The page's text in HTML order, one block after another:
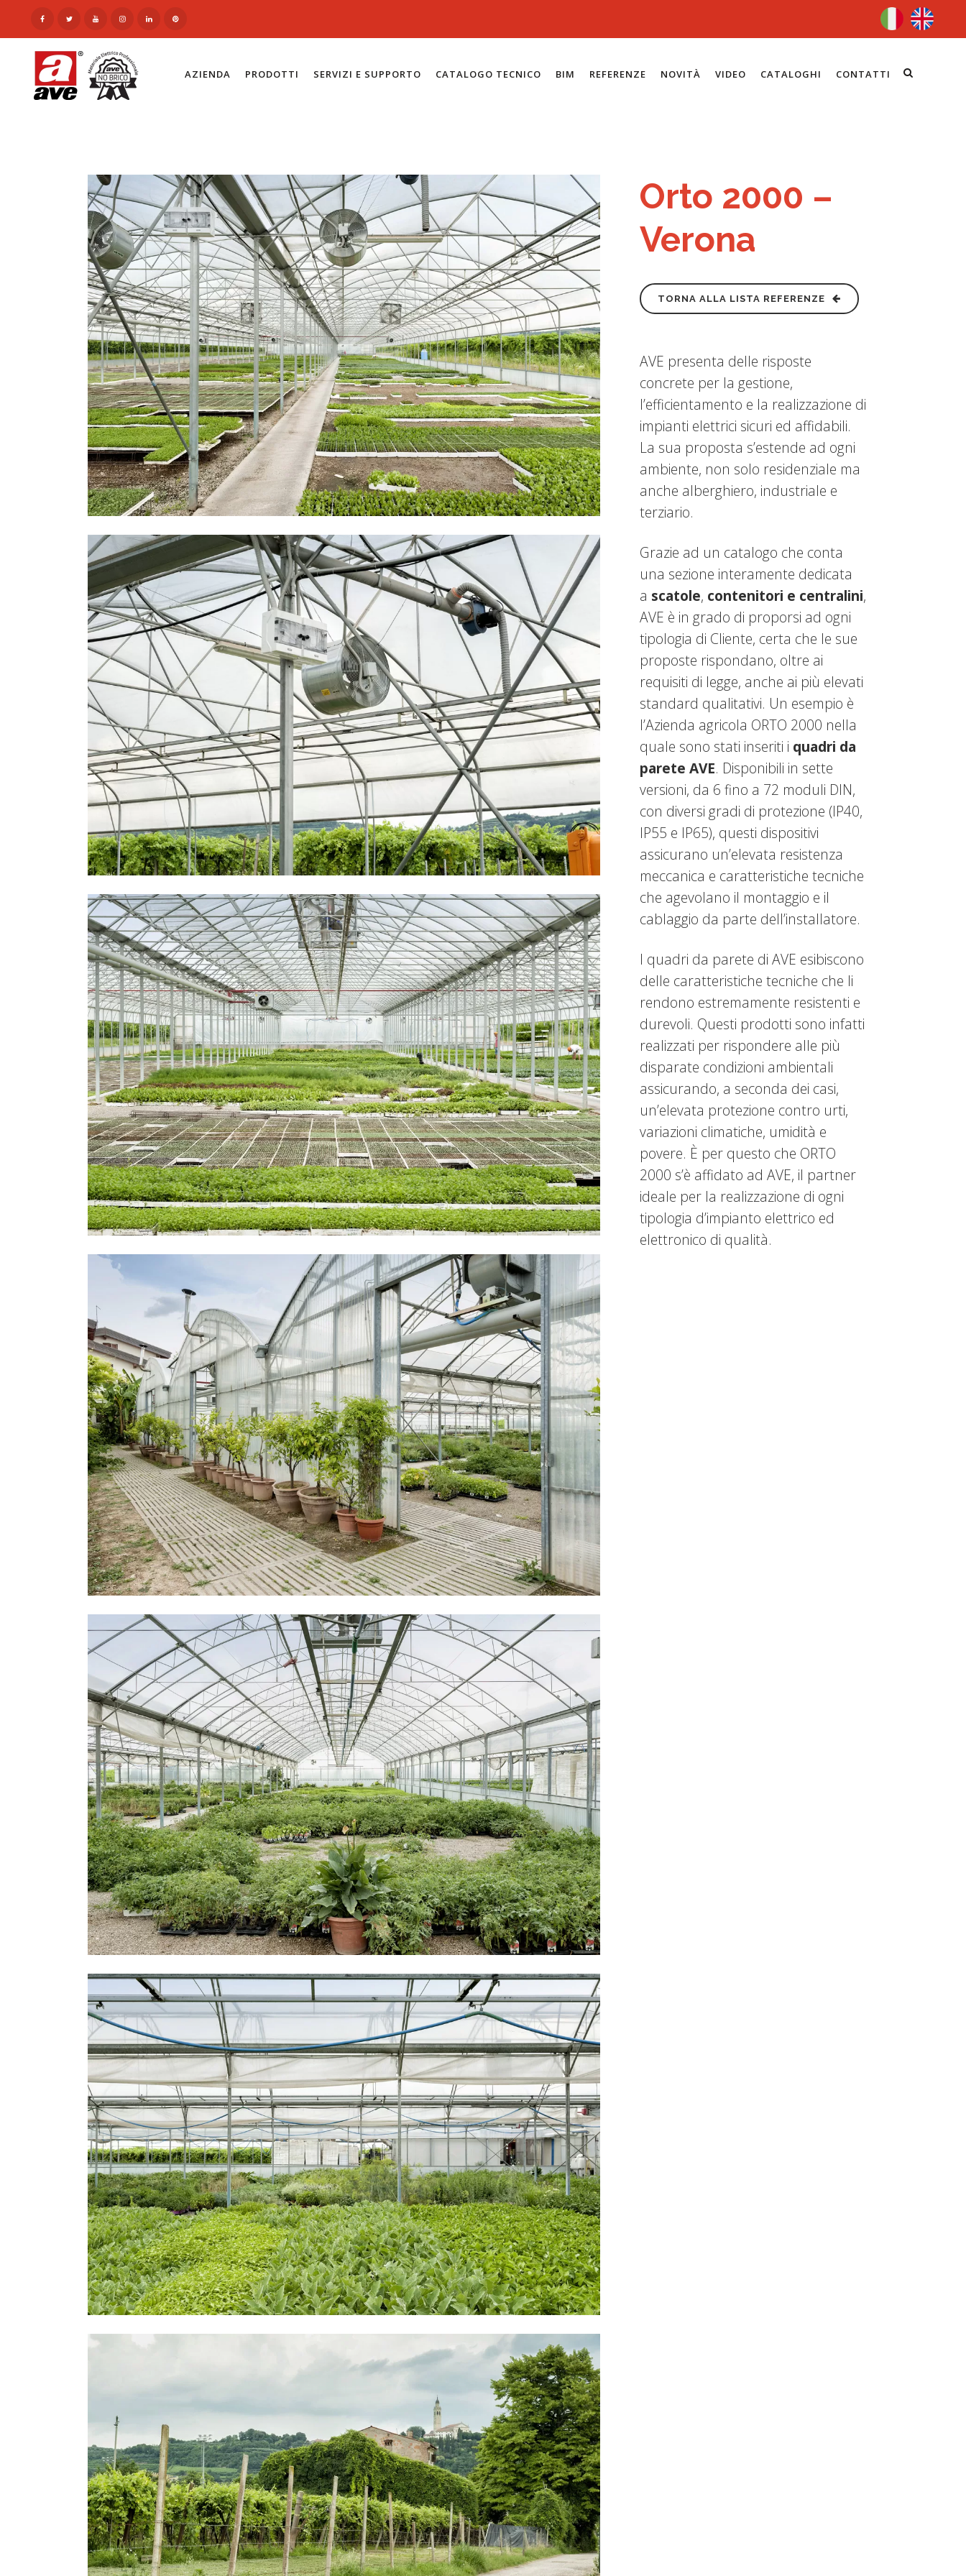
AZIENDA PRODOTTI SERVIZI E SUPPORTO CATALOGO TECNICO BIM REFERENZE NOVITÀ VIDEO CATALOGHI CONTATTI
Orto 2000 –
Verona
TORNA ALLA LISTA REFERENZE
AVE presenta delle risposte
concrete per la gestione,
l’efficientamento e la realizzazione di
impianti elettrici sicuri ed affidabili.
La sua proposta s’estende ad ogni
ambiente, non solo residenziale ma
anche alberghiero, industriale e
terziario.
Grazie ad un catalogo che conta
una sezione interamente dedicata
a scatole, contenitori e centralini,
AVE è in grado di proporsi ad ogni
tipologia di Cliente, certa che le sue
proposte rispondano, oltre ai
requisiti di legge, anche ai più elevati
standard qualitativi. Un esempio è
l’Azienda agricola ORTO 2000 nella
quale sono stati inseriti i quadri da
parete AVE. Disponibili in sette
versioni, da 6 fino a 72 moduli DIN,
con diversi gradi di protezione (IP40,
IP55 e IP65), questi dispositivi
assicurano un’elevata resistenza
meccanica e caratteristiche tecniche
che agevolano il montaggio e il
cablaggio da parte dell’installatore.
I quadri da parete di AVE esibiscono
delle caratteristiche tecniche che li
rendono estremamente resistenti e
durevoli. Questi prodotti sono infatti
realizzati per rispondere alle più
disparate condizioni ambientali
assicurando, a seconda dei casi,
un’elevata protezione contro urti,
variazioni climatiche, umidità e
povere. È per questo che ORTO
2000 s’è affidato ad AVE, il partner
ideale per la realizzazione di ogni
tipologia d’impianto elettrico ed
elettronico di qualità.